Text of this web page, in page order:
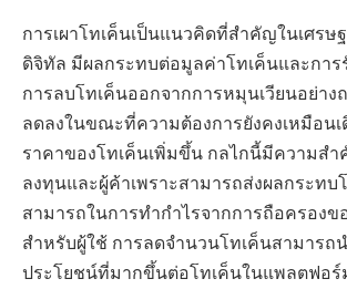
การเผาโทเค็นเป็นแนวคิดที่สำคัญในเศรษ
ดิจิทัล มีผลกระทบต่อมูลค่าโทเค็นและการ
การลบโทเค็นออกจากการหมุนเวียนอย่าง
ลดลงในขณะที่ความต้องการยังคงเหมือน
ราคาของโทเค็นเพิ่มขึ้น กลไกนี้มีความส
ลงทุนและผู้ค้าเพราะสามารถส่งผลกระทบ
สามารถในการทำกำไรจากการถือครองข
สำหรับผู้ใช้ การลดจำนวนโทเค็นสามารถ
ประโยชน์ที่มากขึ้นต่อโทเค็นในแพลตฟอร์